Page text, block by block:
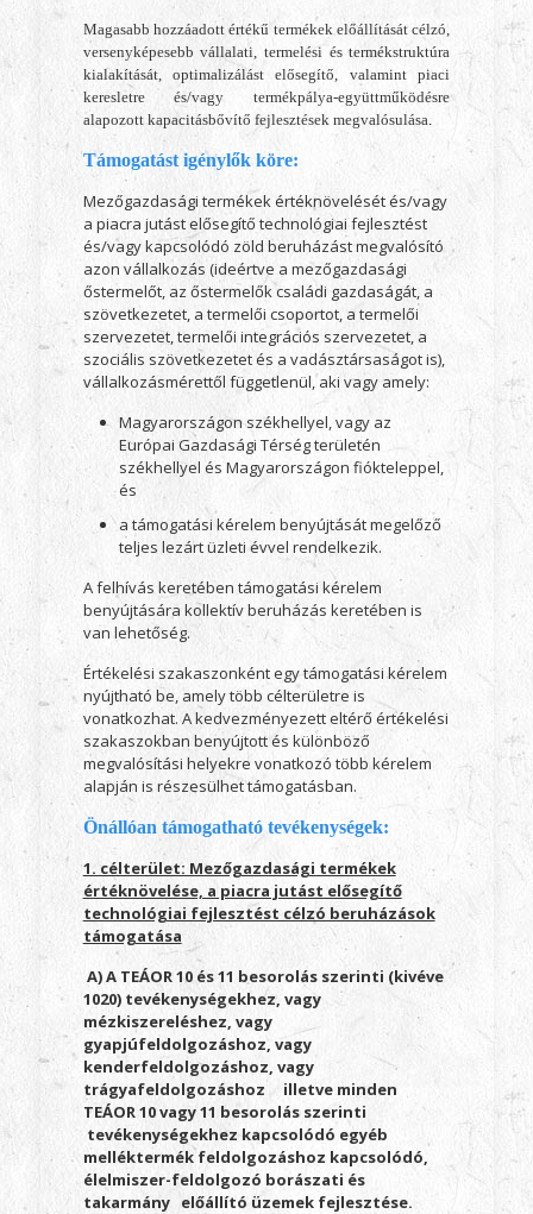
Magasabb hozzáadott értékű termékek előállítását célzó,
versenyképesebb vállalati, termelési és termékstruktúra
kialakítását, optimalizálást elősegítő, valamint piaci
keresletre és/vagy termékpálya-együttműködésre
alapozott kapacitásbővítő fejlesztések megvalósulása.
Támogatást igénylők köre:
Mezőgazdasági termékek értéknövelését és/vagy
a piacra jutást elősegítő technológiai fejlesztést
és/vagy kapcsolódó zöld beruházást megvalósító
azon vállalkozás (ideértve a mezőgazdasági
őstermelőt, az őstermelők családi gazdaságát, a
szövetkezetet, a termelői csoportot, a termelői
szervezetet, termelői integrációs szervezetet, a
szociális szövetkezetet és a vadásztársaságot is),
vállalkozásmérettől függetlenül, aki vagy amely:
Magyarországon székhellyel, vagy az
Európai Gazdasági Térség területén
székhellyel és Magyarországon fiókteleppel,
és
a támogatási kérelem benyújtását megelőző
teljes lezárt üzleti évvel rendelkezik.
A felhívás keretében támogatási kérelem
benyújtására kollektív beruházás keretében is
van lehetőség.
Értékelési szakaszonként egy támogatási kérelem
nyújtható be, amely több célterületre is
vonatkozhat. A kedvezményezett eltérő értékelési
szakaszokban benyújtott és különböző
megvalósítási helyekre vonatkozó több kérelem
alapján is részesülhet támogatásban.
Önállóan támogatható tevékenységek:
1. célterület: Mezőgazdasági termékek
értéknövelése, a piacra jutást elősegítő
technológiai fejlesztést célzó beruházások
támogatása
A) A TEÁOR 10 és 11 besorolás szerinti (kivéve
1020) tevékenységekhez, vagy
mézkiszereléshez, vagy
gyapjúfeldolgozáshoz, vagy
kenderfeldolgozáshoz, vagy
trágyafeldolgozáshoz illetve minden
TEÁOR 10 vagy 11 besorolás szerinti
tevékenységekhez kapcsolódó egyéb
melléktermék feldolgozáshoz kapcsolódó,
élelmiszer-feldolgozó borászati és
takarmány előállító üzemek fejlesztése.